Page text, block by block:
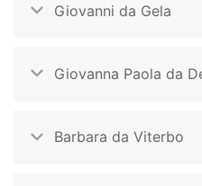
Giovanni da Gela
Giovanna Paola da
Barbara da Viterbo